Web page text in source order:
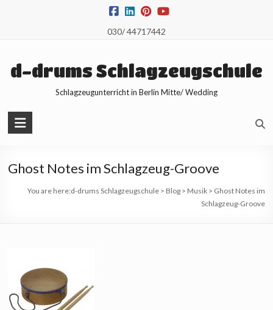
030/ 44717442
d-drums Schlagzeugschule
Schlagzeugunterricht in Berlin Mitte/ Wedding
Ghost Notes im Schlagzeug-Groove
You are here:d-drums Schlagzeugschule> Blog> Musik> Ghost Notes im
Schlagzeug-Groove